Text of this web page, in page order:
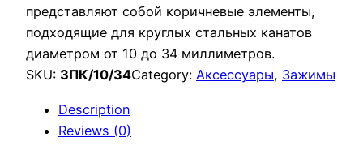
представляют собой коричневые элементы,
подходящие для круглых стальных канатов
диаметром от 10 до 34 миллиметров.
SKU: ЗПК/10/34Category: Аксессуары, Зажимы
Description
Reviews (0)